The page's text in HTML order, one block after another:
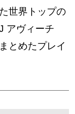
世界トップの
アヴィーチ
とめたプレイ